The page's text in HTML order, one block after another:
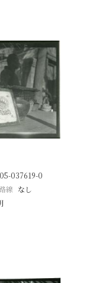
037619-0
路線 なし